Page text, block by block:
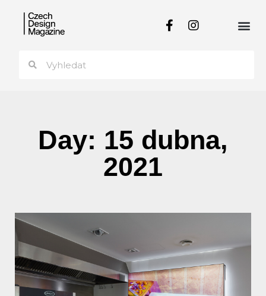
Day: 15 dubna,
2021